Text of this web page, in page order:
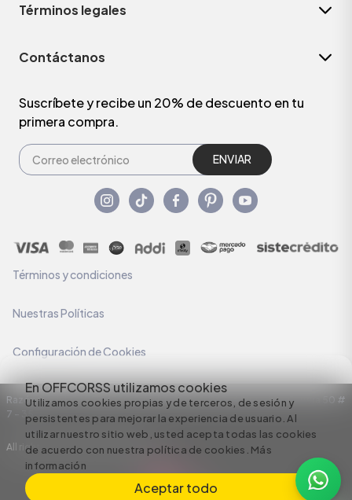
En OFFCORSS utilizamos cookies
Utilizamos cookies propias y de terceros, de sesión y
persistentes para mejorar la experiencia de usuario. Al
utilizar nuestro sitio web, usted acepta todas las cookies
de acuerdo con nuestra política de cookies. Más
información
Aceptar todo
Términos legales
Contáctanos
Suscríbete y recibe un 20% de descuento en tu
primera compra.
ENVIAR
Términos y condiciones
Nuestras Políticas
Configuración de Cookies
Razón Social: C.I HERMECO S.A. NIT: 890924167-6 Dirección: Carrera 50 #
7 – 35
All rights reserved empowered by